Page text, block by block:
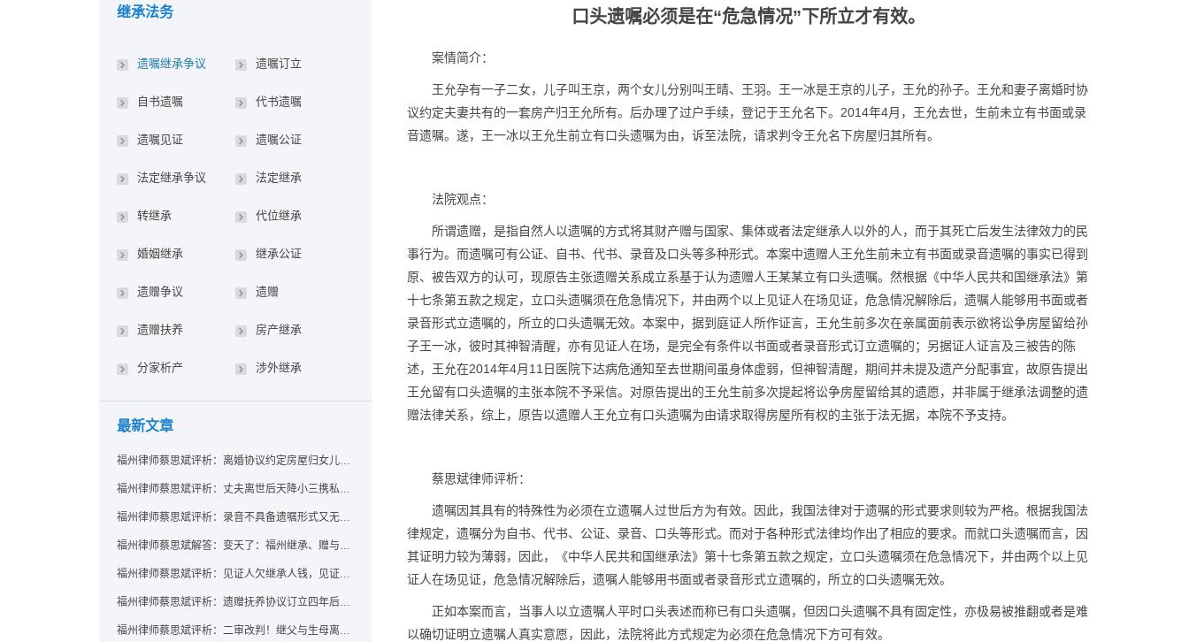
口头遗嘱必须是在“危急情况”下所立才有效。
案情简介：
王允孕有一子二女，儿子叫王京，两个女儿分别叫王晴、王羽。王一冰是王京的儿子，王允的孙子。王允和妻子离婚时协
议约定夫妻共有的一套房产归王允所有。后办理了过户手续，登记于王允名下。2014年4月，王允去世，生前未立有书面或录
音遗嘱。遂，王一冰以王允生前立有口头遗嘱为由，诉至法院，请求判令王允名下房屋归其所有。
法院观点：
所谓遗赠，是指自然人以遗嘱的方式将其财产赠与国家、集体或者法定继承人以外的人，而于其死亡后发生法律效力的民
事行为。而遗嘱可有公证、自书、代书、录音及口头等多种形式。本案中遗赠人王允生前未立有书面或录音遗嘱的事实已得到
原、被告双方的认可，现原告主张遗赠关系成立系基于认为遗赠人王某某立有口头遗嘱。然根据《中华人民共和国继承法》第
十七条第五款之规定，立口头遗嘱须在危急情况下，并由两个以上见证人在场见证，危急情况解除后，遗嘱人能够用书面或者
录音形式立遗嘱的，所立的口头遗嘱无效。本案中，据到庭证人所作证言，王允生前多次在亲属面前表示欲将讼争房屋留给孙
子王一冰，彼时其神智清醒，亦有见证人在场，是完全有条件以书面或者录音形式订立遗嘱的；另据证人证言及三被告的陈
述，王允在2014年4月11日医院下达病危通知至去世期间虽身体虚弱，但神智清醒，期间并未提及遗产分配事宜，故原告提出
王允留有口头遗嘱的主张本院不予采信。对原告提出的王允生前多次提起将讼争房屋留给其的遗愿，并非属于继承法调整的遗
赠法律关系，综上，原告以遗赠人王允立有口头遗嘱为由请求取得房屋所有权的主张于法无据，本院不予支持。
蔡思斌律师评析：
遗嘱因其具有的特殊性为必须在立遗嘱人过世后方为有效。因此，我国法律对于遗嘱的形式要求则较为严格。根据我国法
律规定，遗嘱分为自书、代书、公证、录音、口头等形式。而对于各种形式法律均作出了相应的要求。而就口头遗嘱而言，因
其证明力较为薄弱，因此，《中华人民共和国继承法》第十七条第五款之规定，立口头遗嘱须在危急情况下，并由两个以上见
证人在场见证，危急情况解除后，遗嘱人能够用书面或者录音形式立遗嘱的，所立的口头遗嘱无效。
正如本案而言，当事人以立遗嘱人平时口头表述而称已有口头遗嘱，但因口头遗嘱不具有固定性，亦极易被推翻或者是难
以确切证明立遗嘱人真实意愿，因此，法院将此方式规定为必须在危急情况下方可有效。
继承法务
遗嘱继承争议 遗嘱订立
自书遗嘱 代书遗嘱
遗嘱见证 遗嘱公证
法定继承争议 法定继承
转继承 代位继承
婚姻继承 继承公证
遗赠争议 遗赠
遗赠扶养 房产继承
分家析产 涉外继承
最新文章
福州律师蔡思斌评析：离婚协议约定房屋归女儿所有，父亲去世后继母能否拒绝过户？
福州律师蔡思斌评析：丈夫离世后天降小三携私生子争遗产，法院正义判决保住原配80%份额！
福州律师蔡思斌评析：录音不具备遗嘱形式又无法证明赠与意愿——法院：按法定继承处理
福州律师蔡思斌解答：变天了：福州继承、赠与房产转让要收20%个税？福州国税官方回复来了！
福州律师蔡思斌评析：见证人欠继承人钱，见证遗嘱还有效吗？
福州律师蔡思斌评析：遗赠抚养协议订立四年后丧失民事行为能力，协议有效吗？
福州律师蔡思斌评析：二审改判！继父与生母离婚后，曾受其抚养的继子女是否仍享有继承权？